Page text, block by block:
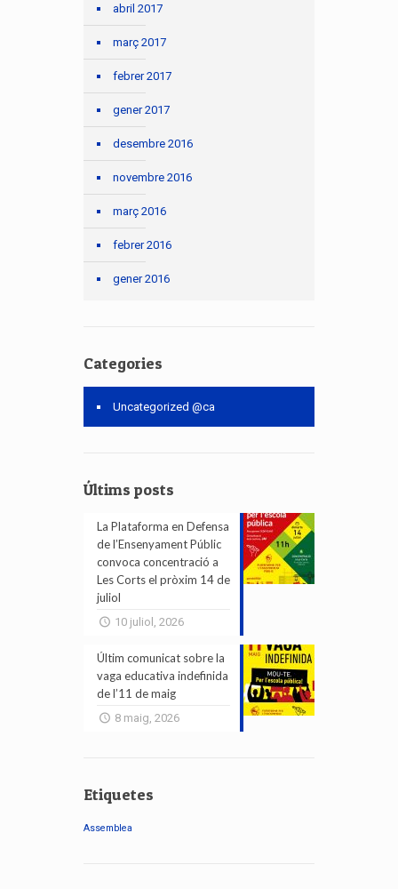
abril 2017
març 2017
febrer 2017
gener 2017
desembre 2016
novembre 2016
març 2016
febrer 2016
gener 2016
Categories
Uncategorized @ca
Últims posts
La Plataforma en Defensa
de l’Ensenyament Públic
convoca concentració a
Les Corts el pròxim 14 de
juliol
10 juliol, 2026
Últim comunicat sobre la
vaga educativa indefinida
de l’11 de maig
8 maig, 2026
Etiquetes
Assemblea